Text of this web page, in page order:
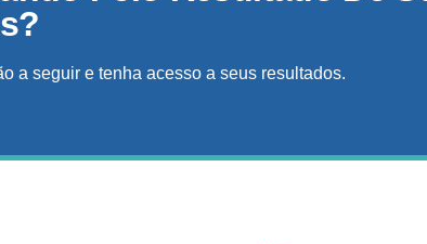
a seguir e tenha acesso a seus resultados.